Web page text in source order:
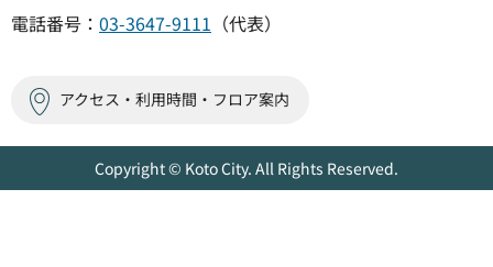
電話番号： 03-3647-9111 （代表）
アクセス・利用時間・フロア案内
Copyright © Koto City. All Rights Reserved.